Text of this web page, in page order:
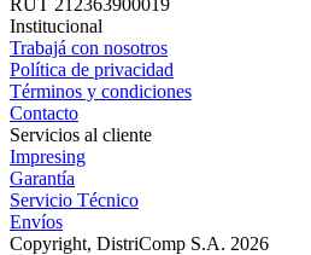
RUT 212363900019
Institucional
Trabajá con nosotros
Política de privacidad
Términos y condiciones
Contacto
Servicios al cliente
Impresing
Garantía
Servicio Técnico
Envíos
Copyright, DistriComp S.A. 2026